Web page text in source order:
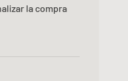
la compra